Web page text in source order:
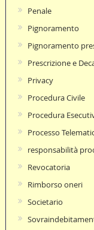
Penale
Pignoramento
Pignoramento
Prescrizione e
Privacy
Procedura Civile
Procedura
Processo
responsabilità
Revocatoria
Rimborso oneri
Societario